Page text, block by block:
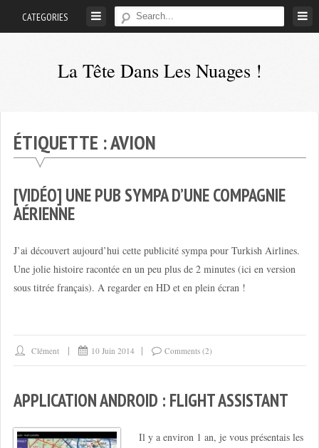
CATEGORIES
La Tête Dans Les Nuages !
petit
;-)
ÉTIQUETTE :AVION
[VIDÉO] UNE PUB SYMPA D’UNE COMPAGNIE
AÉRIENNE
J’ai découvert aujourd’hui cette publicité sympa pour Turkish Airlines.
Une jolie histoire racontée en un peu plus de 2 minutes (ici en version
sous titrée français). A regarder en HD et en plein écran !
Clément 10 Juin 2014 Comments (2)
APPLICATION ANDROID : FLIGHT ASSISTANT
Il y a environ 1 an, je vous présentais les